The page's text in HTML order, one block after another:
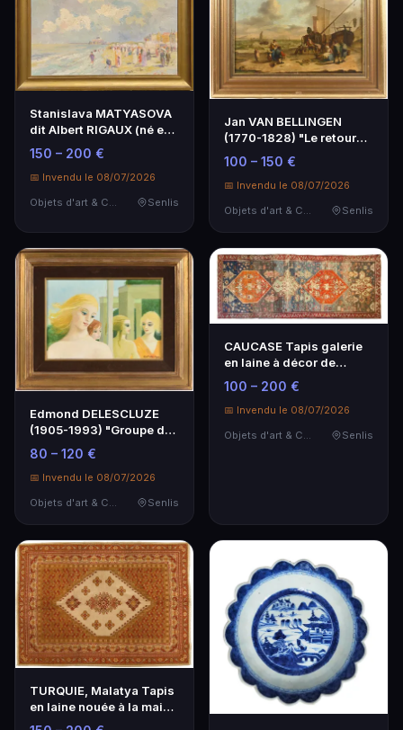
Stanislava MATYASOVA
dit Albert RIGAUX (né en
1954)
150 – 200 €
📅 Invendu le 08/07/2026
Senlis
Jan VAN BELLINGEN
(1770-1828) "Le retour
de pêche"
100 – 150 €
📅 Invendu le 08/07/2026
Senlis
Edmond DELESCLUZE
(1905-1993) "Groupe de
quatre jeunes femme…
80 – 120 €
📅 Invendu le 08/07/2026
Objets d'art & Curiosités
Senlis
CAUCASE Tapis galerie
en laine à décor de
motifs géométrique…
100 – 200 €
📅 Invendu le 08/07/2026
Objets d'art & Curiosités
Senlis
TURQUIE, Malatya Tapis
en laine nouée à la main
orné de larg…